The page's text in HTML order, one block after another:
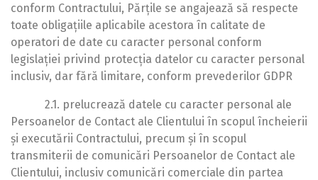
conform Contractului, Părțile se angajează să respecte
toate obligațiile aplicabile acestora în calitate de
operatori de date cu caracter personal conform
legislației privind protecția datelor cu caracter personal
inclusiv, dar fără limitare, conform prevederilor GDPR
2.1. prelucrează datele cu caracter personal ale
Persoanelor de Contact ale Clientului în scopul încheierii
și executării Contractului, precum și în scopul
transmiterii de comunicări Persoanelor de Contact ale
Clientului, inclusiv comunicări comerciale din partea